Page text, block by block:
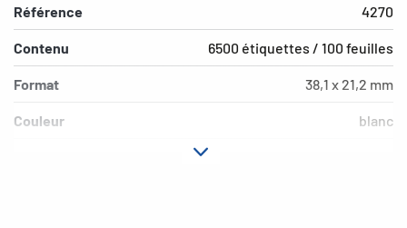
Référence 4270
Contenu 6500 étiquettes / 100 feuilles
Format 38,1 x 21,2 mm
Couleur blanc